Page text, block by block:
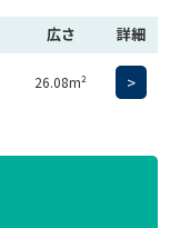
広さ 詳細
26.08m² >